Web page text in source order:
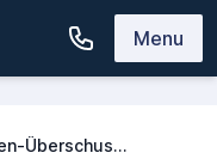
Menu
Krankenkassen-Überschuss 2026: GKV meldet Milliarden-Plus im 1. Quartal